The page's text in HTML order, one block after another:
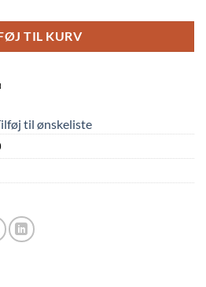
TIL KURV
til ønskeliste